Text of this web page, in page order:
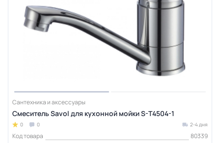
Сантехника и аксессуары
Смеситель Savol для кухонной мойки S-T4504-1
0 0 2-4 дня
Код товара
80339